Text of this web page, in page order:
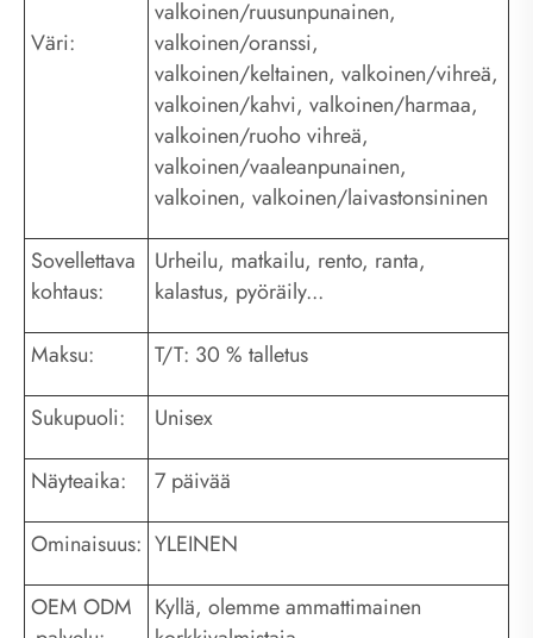
Väri:
valkoinen/ruusunpunainen,
valkoinen/oranssi,
valkoinen/keltainen, valkoinen/vihreä,
valkoinen/kahvi, valkoinen/harmaa,
valkoinen/ruoho vihreä,
valkoinen/vaaleanpunainen,
valkoinen, valkoinen/laivastonsininen
Sovellettava
kohtaus:
Urheilu, matkailu, rento, ranta,
kalastus, pyöräily...
Maksu: T/T: 30 % talletus
Sukupuoli: Unisex
Näyteaika: 7 päivää
Ominaisuus: YLEINEN
OEM ODM
Kyllä, olemme ammattimainen